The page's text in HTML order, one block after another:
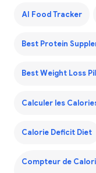
AI Food Tracker
Best Protein
Best Weight Loss
Calculer les
Calorie Deficit Diet
Compteur de